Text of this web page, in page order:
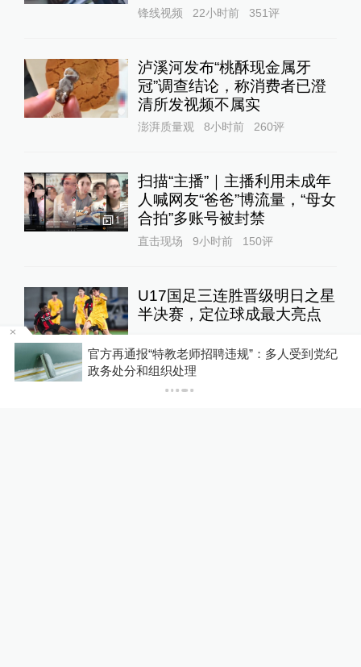
锋线视频 22小时前 351评
泸溪河发布“桃酥现金属牙
冠”调查结论，称消费者已澄
清所发视频不属实
澎湃质量观 8小时前 260评
1
扫描“主播”｜主播利用未成年
人喊网友“爸爸”博流量，“母女
合拍”多账号被封禁
直击现场 9小时前 150评
U17国足三连胜晋级明日之星
半决赛，定位球成最大亮点
佛山一中学教师招聘笔试前1
官方再通报“特教老师招聘违规”：多人受到党纪
政务处分和组织处理